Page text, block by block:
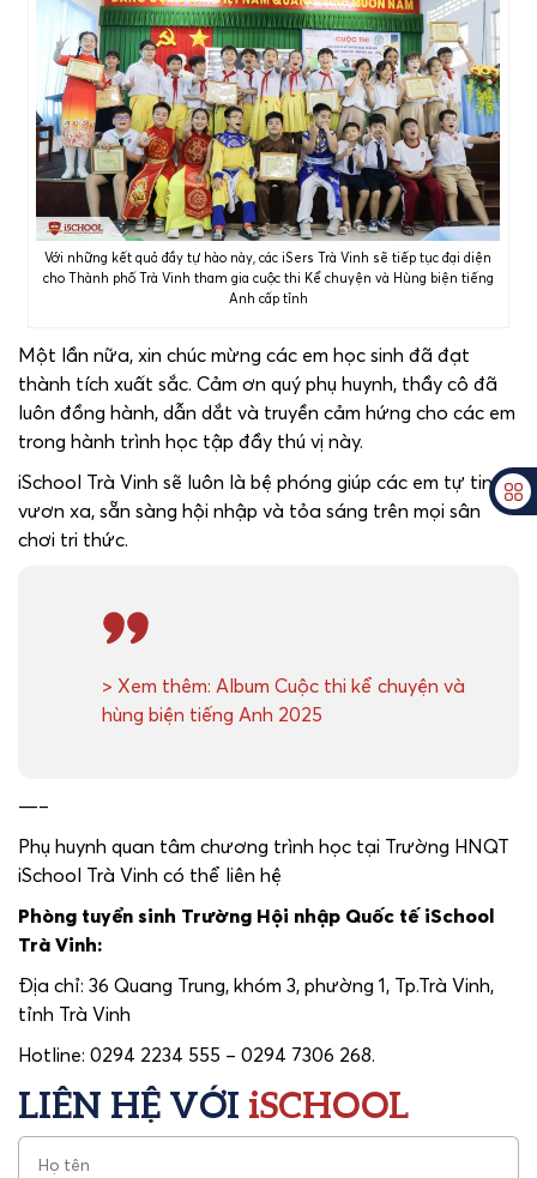
Với những kết quả đầy tự hào này, các iSers Trà Vinh sẽ tiếp tục đại diện
cho Thành phố Trà Vinh tham gia cuộc thi Kể chuyện và Hùng biện tiếng
Anh cấp tỉnh
Một lần nữa, xin chúc mừng các em học sinh đã đạt
thành tích xuất sắc. Cảm ơn quý phụ huynh, thầy cô đã
luôn đồng hành, dẫn dắt và truyền cảm hứng cho các em
trong hành trình học tập đầy thú vị này.
iSchool Trà Vinh sẽ luôn là bệ phóng giúp các em tự tin
vươn xa, sẵn sàng hội nhập và tỏa sáng trên mọi sân
chơi tri thức.
> Xem thêm: Album Cuộc thi kể chuyện và
hùng biện tiếng Anh 2025
—–
Phụ huynh quan tâm chương trình học tại Trường HNQT
iSchool Trà Vinh có thể liên hệ
Phòng tuyển sinh Trường Hội nhập Quốc tế iSchool
Trà Vinh:
Địa chỉ: 36 Quang Trung, khóm 3, phường 1, Tp.Trà Vinh,
tỉnh Trà Vinh
Hotline: 0294 2234 555 – 0294 7306 268.
LIÊN HỆ VỚI iSCHOOL